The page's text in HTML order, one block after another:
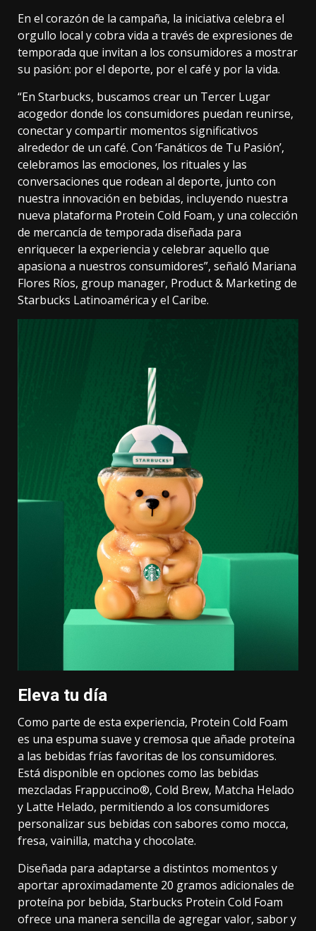
En el corazón de la campaña, la iniciativa celebra el
orgullo local y cobra vida a través de expresiones de
temporada que invitan a los consumidores a mostrar
su pasión: por el deporte, por el café y por la vida.
“En Starbucks, buscamos crear un Tercer Lugar
acogedor donde los consumidores puedan reunirse,
conectar y compartir momentos significativos
alrededor de un café. Con ‘Fanáticos de Tu Pasión’,
celebramos las emociones, los rituales y las
conversaciones que rodean al deporte, junto con
nuestra innovación en bebidas, incluyendo nuestra
nueva plataforma Protein Cold Foam, y una colección
de mercancía de temporada diseñada para
enriquecer la experiencia y celebrar aquello que
apasiona a nuestros consumidores”, señaló Mariana
Flores Ríos, group manager, Product & Marketing de
Starbucks Latinoamérica y el Caribe.
Eleva tu día
Como parte de esta experiencia, Protein Cold Foam
es una espuma suave y cremosa que añade proteína
a las bebidas frías favoritas de los consumidores.
Está disponible en opciones como las bebidas
mezcladas Frappuccino®, Cold Brew, Matcha Helado
y Latte Helado, permitiendo a los consumidores
personalizar sus bebidas con sabores como mocca,
fresa, vainilla, matcha y chocolate.
Diseñada para adaptarse a distintos momentos y
aportar aproximadamente 20 gramos adicionales de
proteína por bebida, Starbucks Protein Cold Foam
ofrece una manera sencilla de agregar valor, sabor y